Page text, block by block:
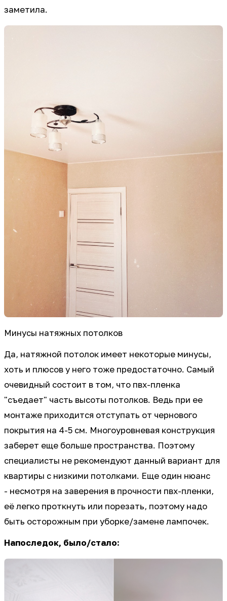
заметила.
Минусы натяжных потолков
Да, натяжной потолок имеет некоторые минусы,
хоть и плюсов у него тоже предостаточно. Самый
очевидный состоит в том, что пвх-пленка
"съедает" часть высоты потолков. Ведь при ее
монтаже приходится отступать от чернового
покрытия на 4-5 см. Многоуровневая конструкция
заберет еще больше пространства. Поэтому
специалисты не рекомендуют данный вариант для
квартиры с низкими потолками. Еще один нюанс
- несмотря на заверения в прочности пвх-пленки,
её легко проткнуть или порезать, поэтому надо
быть осторожным при уборке/замене лампочек.
Напоследок, было/стало: